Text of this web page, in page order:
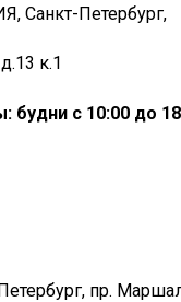
Санкт-Петербург,
к.1
будни с 10:00 до
пр.